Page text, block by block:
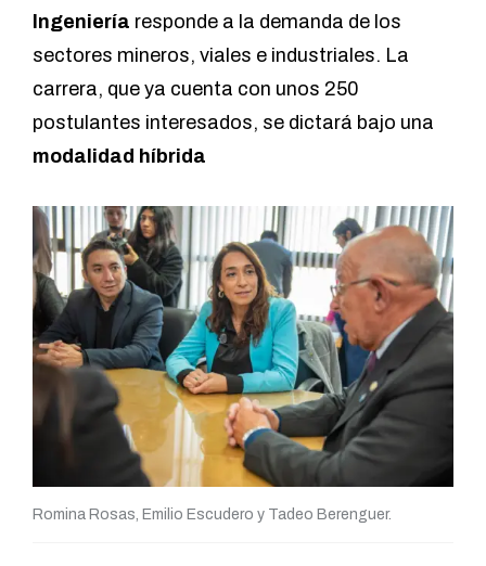
Ingeniería responde a la demanda de los
sectores mineros, viales e industriales. La
carrera, que ya cuenta con unos 250
postulantes interesados, se dictará bajo una
modalidad híbrida
Romina Rosas, Emilio Escudero y Tadeo Berenguer.